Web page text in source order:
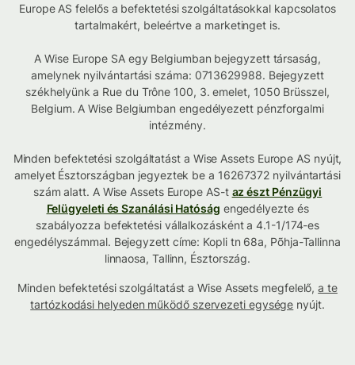
Europe AS felelős a befektetési szolgáltatásokkal kapcsolatos
tartalmakért, beleértve a marketinget is.
A Wise Europe SA egy Belgiumban bejegyzett társaság,
amelynek nyilvántartási száma: 0713629988. Bejegyzett
székhelyünk a Rue du Trône 100, 3. emelet, 1050 Brüsszel,
Belgium. A Wise Belgiumban engedélyezett pénzforgalmi
intézmény.
Minden befektetési szolgáltatást a Wise Assets Europe AS nyújt,
amelyet Észtországban jegyeztek be a 16267372 nyilvántartási
szám alatt. A Wise Assets Europe AS-t az észt Pénzügyi
Felügyeleti és Szanálási Hatóság engedélyezte és
szabályozza befektetési vállalkozásként a 4.1-1/174-es
engedélyszámmal. Bejegyzett címe: Kopli tn 68a, Põhja-Tallinna
linnaosa, Tallinn, Észtország.
Minden befektetési szolgáltatást a Wise Assets megfelelő,a te
tartózkodási helyeden működő szervezeti egysége nyújt.